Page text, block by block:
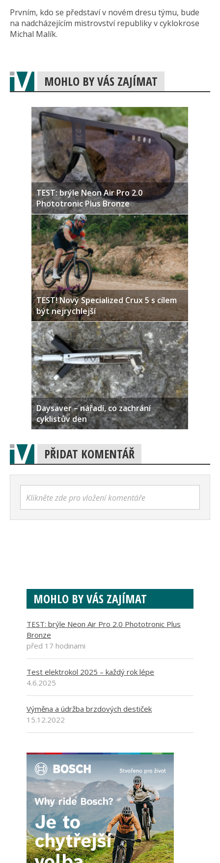
Prvním, kdo se představí v novém dresu týmu, bude
na nadcházejícím mistrovství republiky v cyklokrose
Michal Malík.
MOHLO BY VÁS ZAJÍMAT
TEST: brýle Neon Air Pro 2.0
Phototronic Plus Bronze
TEST! Nový Specialized Crux 5 s cílem
být nejrychlejší
Daysaver – nářadí, co zachrání
cyklistův den
PŘIDAT KOMENTÁŘ
Klikněte zde pro vložení komentáře
MOHLO BY VÁS ZAJÍMAT
TEST: brýle Neon Air Pro 2.0 Phototronic Plus
Bronze
před 17 hodinami
Test elektrokol 2025 – každý rok lépe
4.6.2025
Výměna a údržba brzdových destiček
15.12.2022